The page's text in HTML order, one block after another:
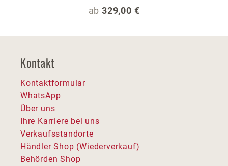
Regulärer Preis:
ab 329,00 €
Kontakt
Kontaktformular
WhatsApp
Über uns
Ihre Karriere bei uns
Verkaufsstandorte
Händler Shop (Wiederverkauf)
Behörden Shop